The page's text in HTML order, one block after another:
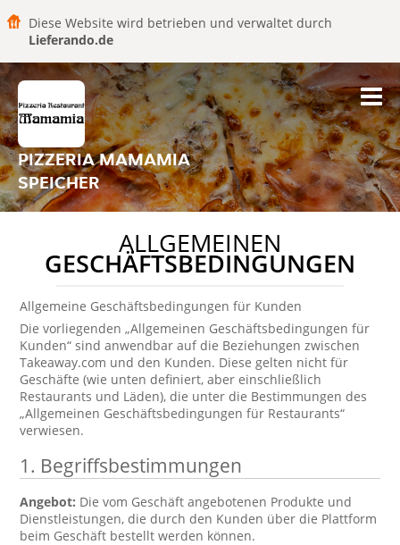
Diese Website wird betrieben und verwaltet durch
Lieferando.de
PIZZERIA MAMAMIA
SPEICHER
ALLGEMEINEN
GESCHÄFTSBEDINGUNGEN
Allgemeine Geschäftsbedingungen für Kunden
Die vorliegenden „Allgemeinen Geschäftsbedingungen für
Kunden“ sind anwendbar auf die Beziehungen zwischen
Takeaway.com und den Kunden. Diese gelten nicht für
Geschäfte (wie unten definiert, aber einschließlich
Restaurants und Läden), die unter die Bestimmungen des
„Allgemeinen Geschäftsbedingungen für Restaurants“
verwiesen.
1. Begriffsbestimmungen
Angebot: Die vom Geschäft angebotenen Produkte und
Dienstleistungen, die durch den Kunden über die Plattform
beim Geschäft bestellt werden können.